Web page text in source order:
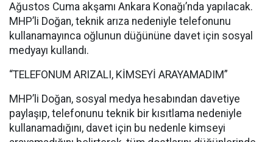
Ağustos Cuma akşamı Ankara Konağı’nda yapılacak.
MHP’li Doğan, teknik arıza nedeniyle telefonunu
kullanamayınca oğlunun düğününe davet için sosyal
medyayı kullandı.
“TELEFONUM ARIZALI, KİMSEYİ ARAYAMADIM”
MHP’li Doğan, sosyal medya hesabından davetiye
paylaşıp, telefonunu teknik bir kısıtlama nedeniyle
kullanamadığını, davet için bu nedenle kimseyi